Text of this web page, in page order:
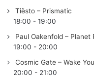
PROGRESSIVE/
/OUTBURST/
11.Alex M.O.R.P.H.&
Tiësto – Prismatic
18:00 - 19:00
Paul Oakenfold – Planet
19:00 - 20:00
Cosmic Gate – Wake
20:00 - 21:00